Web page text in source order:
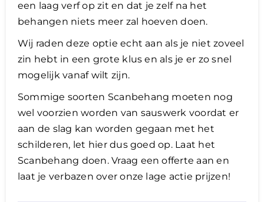
een laag verf op zit en dat je zelf na het
behangen niets meer zal hoeven doen.
Wij raden deze optie echt aan als je niet zoveel
zin hebt in een grote klus en als je er zo snel
mogelijk vanaf wilt zijn.
Sommige soorten Scanbehang moeten nog
wel voorzien worden van sauswerk voordat er
aan de slag kan worden gegaan met het
schilderen, let hier dus goed op. Laat het
Scanbehang doen. Vraag een offerte aan en
laat je verbazen over onze lage actie prijzen!